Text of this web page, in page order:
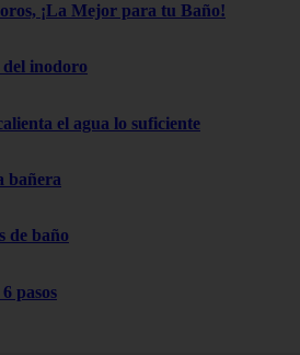
¡La Mejor para tu Baño!
inodoro
el agua lo suficiente
bañera
de baño
pasos